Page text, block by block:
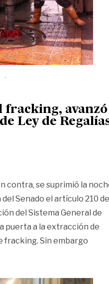
fracking, avanzó
Ley de
contra, se suprimió la
Senado el artículo 210 de
del Sistema General de
puerta a la extracción de
fracking. Sin embargo